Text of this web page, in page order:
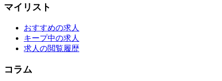
マイリスト
おすすめの求人
キープ中の求人
求人の閲覧履歴
コラム